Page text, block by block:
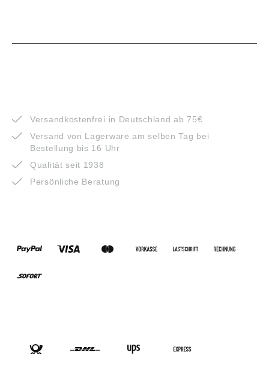
Versandkostenfrei in Deutschland ab 75€
Versand von Lagerware am selben Tag bei
Bestellung bis 16 Uhr
Qualität seit 1938
Persönliche Beratung